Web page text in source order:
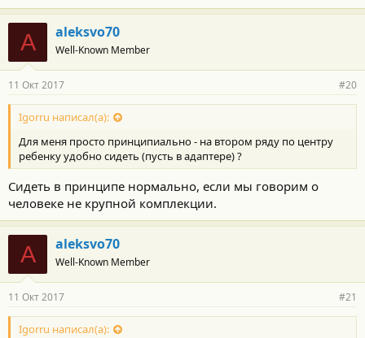
A aleksvo70
Well-Known Member
11 Окт 2017 #20
Igorru написал(а):
Для меня просто принципиально - на втором ряду по центру
ребенку удобно сидеть (пусть в адаптере) ?
Сидеть в принципе нормально, если мы говорим о
человеке не крупной комплекции.
A aleksvo70
Well-Known Member
11 Окт 2017 #21
Igorru написал(а):